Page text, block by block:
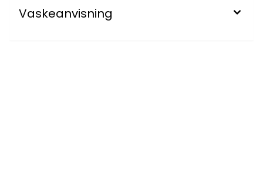
Vaskeanvisning